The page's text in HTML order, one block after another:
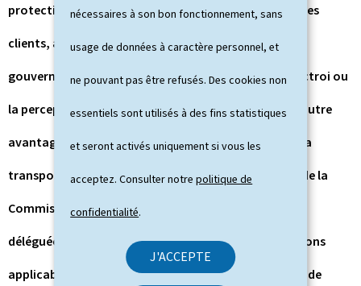
nécessaires à son bon fonctionnement, sans
usage de données à caractère personnel, et
ne pouvant pas être refusés. Des cookies non
essentiels sont utilisés à des fins statistiques
et seront activés uniquement si vous les
acceptez. Consulter notrepolitique de
confidentialité.
J'ACCEPTE
protection des instruments financiers et des fonds des
clients, aux obligations applicables en matière de
gouvernance des produits et aux règles régissant l’octroi ou
la perception de droits, de commissions ou de tout autre
avantage monétaire ou non monétaire, aux fins de la
transposition de la directive déléguée (UE) 2026/374 de la
Commission du 20 février 2026 modifiant la directive
déléguée (UE) 2017/593 en ce qui concerne les conditions
applicables à la fourniture de services d’exécution et de